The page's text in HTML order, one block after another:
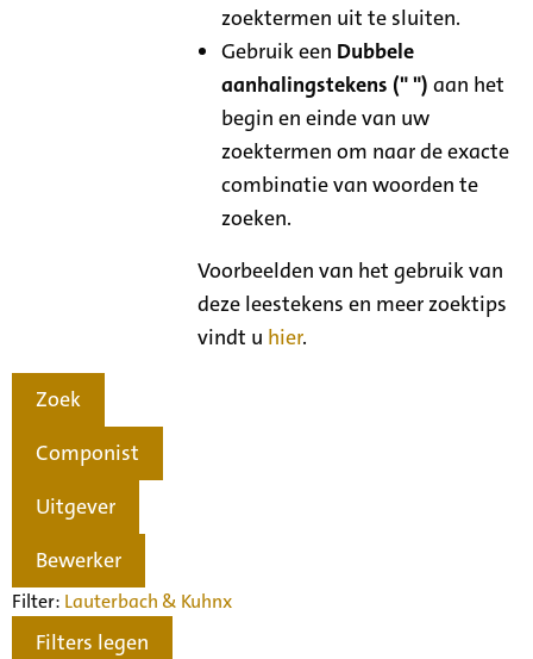
zoektermen uit te sluiten.
Gebruik een Dubbele
aanhalingstekens (" ") aan het
begin en einde van uw
zoektermen om naar de exacte
combinatie van woorden te
zoeken.
Voorbeelden van het gebruik van
deze leestekens en meer zoektips
vindt u hier.
Zoek
Componist
Uitgever
Bewerker
Filter: Lauterbach & Kuhnx
Filters legen